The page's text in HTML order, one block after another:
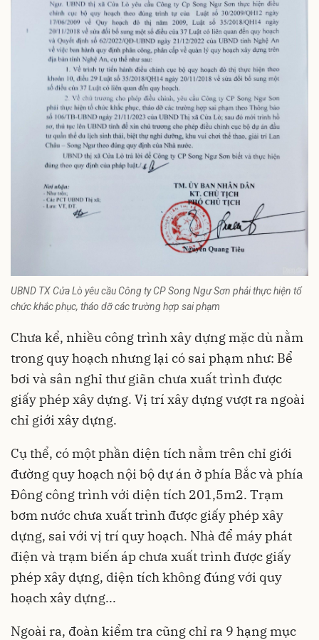
UBND TX Cửa Lò yêu cầu Công ty CP Song Ngư Sơn phải thực hiện tổ
chức khắc phục, tháo dỡ các trường hợp sai phạm
Chưa kể, nhiều công trình xây dựng mặc dù nằm
trong quy hoạch nhưng lại có sai phạm như: Bể
bơi và sân nghỉ thư giãn chưa xuất trình được
giấy phép xây dựng. Vị trí xây dựng vượt ra ngoài
chỉ giới xây dựng.
Cụ thể, có một phần diện tích nằm trên chỉ giới
đường quy hoạch nội bộ dự án ở phía Bắc và phía
Đông công trình với diện tích 201,5m2. Trạm
bơm nước chưa xuất trình được giấy phép xây
dựng, sai với vị trí quy hoạch. Nhà để máy phát
điện và trạm biến áp chưa xuất trình được giấy
phép xây dựng, diện tích không đúng với quy
hoạch xây dựng...
Ngoài ra, đoàn kiểm tra cũng chỉ ra 9 hạng mục